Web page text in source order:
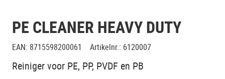
PE CLEANER HEAVY DUTY
EAN: 8715598200061 Artikelnr.: 6120007
Reiniger voor PE, PP, PVDF en PB